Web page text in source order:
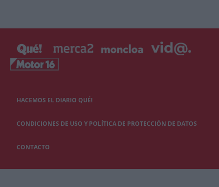
HACEMOS EL DIARIO QUÉ!
CONDICIONES DE USO Y POLÍTICA DE PROTECCIÓN DE DATOS
CONTACTO